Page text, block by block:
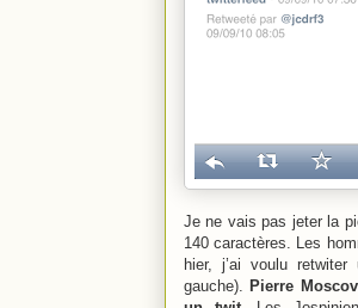
Je ne vais pas jeter la
140 caractères. Les
hier, j’ai voulu
gauche).Pierre